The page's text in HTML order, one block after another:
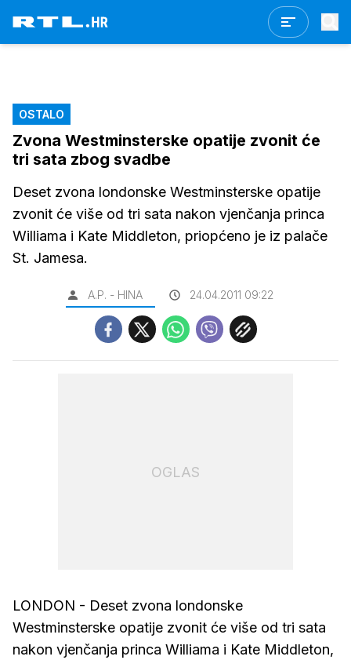
OSTALO
Zvona Westminsterske opatije zvonit će
tri sata zbog svadbe
Deset zvona londonske Westminsterske opatije
zvonit će više od tri sata nakon vjenčanja princa
Williama i Kate Middleton, priopćeno je iz palače
St. Jamesa.
A.P. - HINA 24.04.2011 09:22
OGLAS
LONDON - Deset zvona londonske
Westminsterske opatije zvonit će više od tri sata
nakon vjenčanja princa Williama i Kate Middleton,